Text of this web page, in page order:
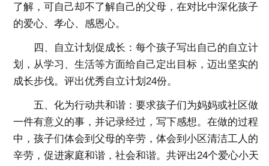
了解，可自己却不了解自己的父母，在对比中深化孩子
的爱心、孝心、感恩心。
四、自立计划促成长：每个孩子写出自己的自立计
划，从学习、生活等方面给自己定出目标，迈出坚实的
成长步伐。评出优秀自立计划24份。
五、化为行动共和谐：要求孩子们为妈妈或社区做
一件有意义的事，并记录经过，写下感想。在做的过程
中，孩子们体会到父母的辛劳，体会到小区清洁工人的
辛劳，促进家庭和谐，社会和谐。共评出24个爱心小天